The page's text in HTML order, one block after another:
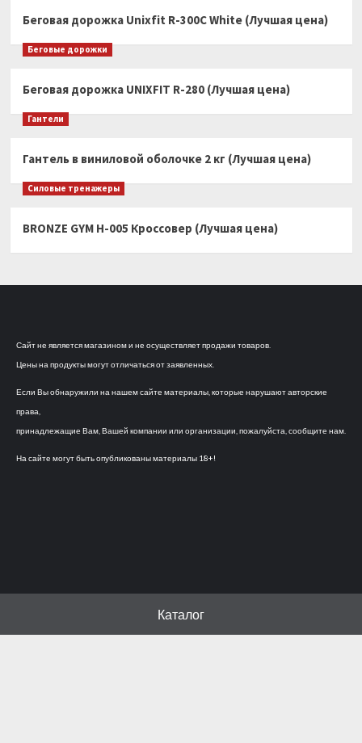
Беговая дорожка Unixfit R-300C White (Лучшая цена)
Беговые дорожки
Беговая дорожка UNIXFIT R-280 (Лучшая цена)
Гантели
Гантель в виниловой оболочке 2 кг (Лучшая цена)
Силовые тренажеры
BRONZE GYM H-005 Кроссовер (Лучшая цена)
Сайт не является магазином и не осуществляет продажи товаров.
Цены на продукты могут отличаться от заявленных.
Если Вы обнаружили на нашем сайте материалы, которые нарушают авторские
права,
принадлежащие Вам, Вашей компании или организации, пожалуйста, сообщите нам.
На сайте могут быть опубликованы материалы 18+!
Каталог